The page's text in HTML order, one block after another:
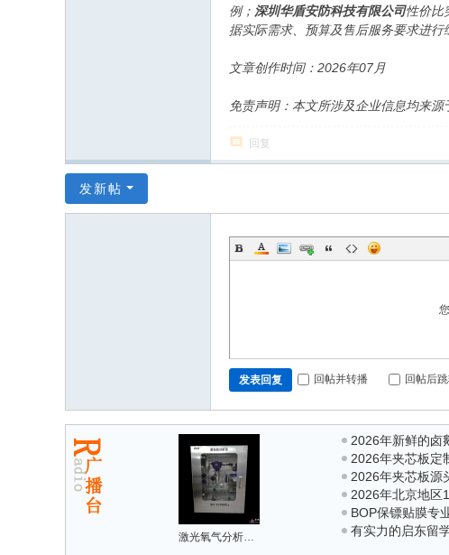
例； 深圳华盾安防科技有限公司性价比
据实际需求、预算及售后服务要求进行
文章创作时间：2026年07月
免责声明：本文所涉及企业信息均来
回复
发新帖
发表回复 回帖并转播 回帖后
激光氧气分析仪在废气管路氧含量检测中的使用
2026年新鲜的卤
业实力与用户口碑
2026年夹芯板定
的厂家推荐
2026年夹芯板源
行业全景分析
2026年北京地区
商家怎么选?
BOP保镖贴膜专
有实力的启东留